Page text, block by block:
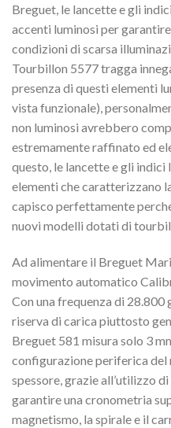
Breguet, le lancette e gli
accenti luminosi per
condizioni di scarsa
Tourbillon 5577 tragga
presenza di questi elementi
vista funzionale),
non luminosi avrebbero
estremamente raffinato ed
questo, le lancette e gli indici
elementi che caratterizzano
capisco perfettamente
nuovi modelli dotati di
Ad alimentare il Breguet
movimento automatico
Con una frequenza di 28.800
riserva di carica piuttosto
Breguet 581 misura solo 3
configurazione periferica del
spessore, grazie all’utilizzo
garantire una cronometria
magnetismo, la spirale e il